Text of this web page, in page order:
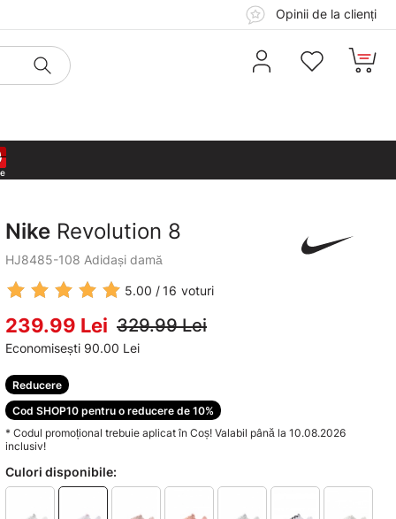
Opinii de la clienți
Nike Revolution 8
HJ8485-108 Adidași damă
5.00 16 voturi
239.99 Lei 329.99 Lei
Economisești 90.00 Lei
Reducere
Cod SHOP10 pentru o reducere de 10%
* Codul promoțional trebuie aplicat în Coș! Valabil până la 10.08.2026
inclusiv!
Culori disponibile: